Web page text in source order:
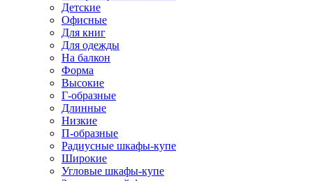
Детские
Офисные
Для книг
Для одежды
На балкон
Форма
Высокие
Г-образные
Длинные
Низкие
П-образные
Радиусные шкафы-купе
Широкие
Угловые шкафы-купе